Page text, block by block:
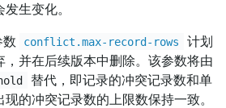
生变化。
conflict.max-record-rows
计划
，并在后续版本中删除。该参数将由
替代，即记录的冲突记录数和单
的冲突记录数的上限数保持一致。